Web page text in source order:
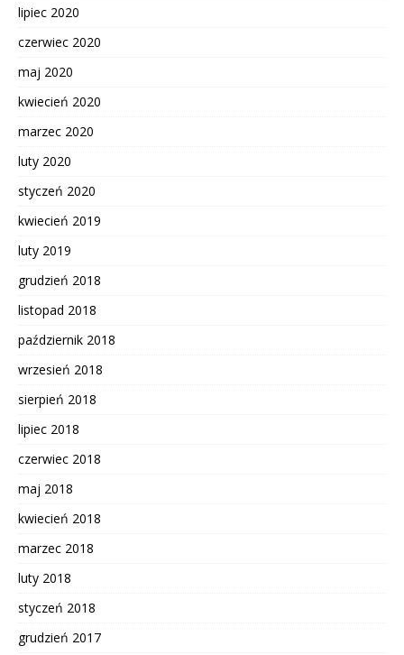
lipiec 2020
czerwiec 2020
maj 2020
kwiecień 2020
marzec 2020
luty 2020
styczeń 2020
kwiecień 2019
luty 2019
grudzień 2018
listopad 2018
październik 2018
wrzesień 2018
sierpień 2018
lipiec 2018
czerwiec 2018
maj 2018
kwiecień 2018
marzec 2018
luty 2018
styczeń 2018
grudzień 2017